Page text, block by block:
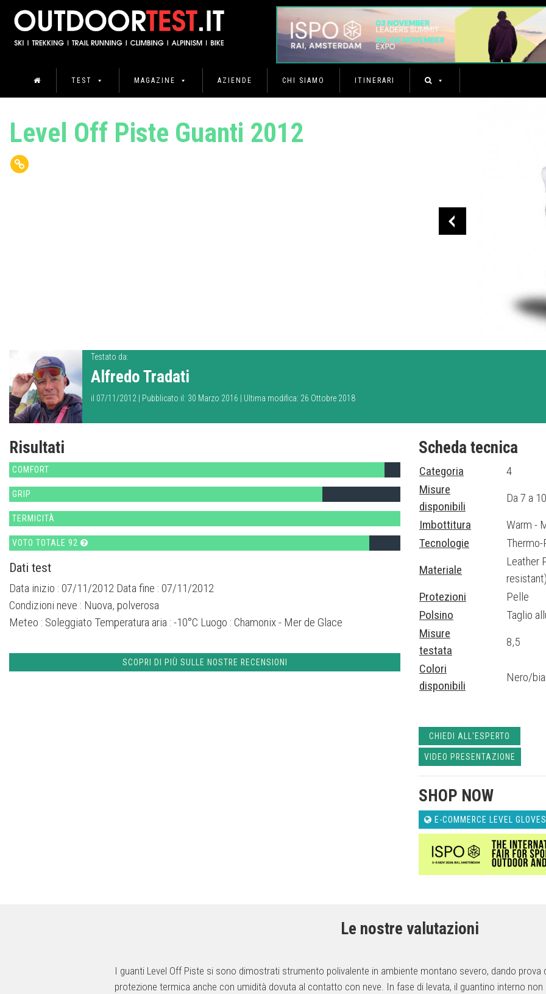
TEST MAGAZINE AZIENDE CHI SIAMO ITINERARI
Level Off Piste Guanti 2012
Testato da:
Alfredo Tradati
il 07/11/2012 | Pubblicato il: 30 Marzo 2016 | Ultima modifica: 26 Ottobre 2018
Risultati
COMFORT
GRIP
TERMICITÀ
VOTO TOTALE 92
Dati test
Data inizio : 07/11/2012 Data fine : 07/11/2012
Condizioni neve : Nuova, polverosa
Meteo : Soleggiato Temperatura aria : -10°C Luogo : Chamonix - Mer de Glace
SCOPRI DI PIÙ SULLE NOSTRE RECENSIONI
Scheda tecnica
Categoria
4
Misure
disponibili
Da 7 a
Imbottitura
Warm -
Tecnologie
Materiale
Leather
Protezioni
Pelle
Polsino
Taglio
Misure
testata
8,5
Colori
disponibili
Nero/
CHIEDI ALL'ESPERTO
VIDEO PRESENTAZIONE
SHOP NOW
E-COMMERCE LEVEL GLOVES
Le nostre valutazioni
I guanti Level Off Piste si sono dimostrati strumento polivalente in ambiente montano severo, dando prova
protezione termica anche con umidità dovuta al contatto con neve. In fase di levata, il guantino interno